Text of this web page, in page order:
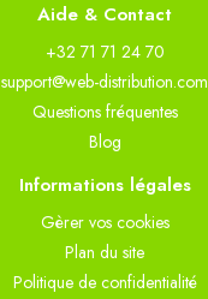
Aide & Contact
+32 71 71 24 70
support@web-distribution.com
Questions fréquentes
Blog
Informations légales
Gèrer vos cookies
Plan du site
Politique de confidentialité